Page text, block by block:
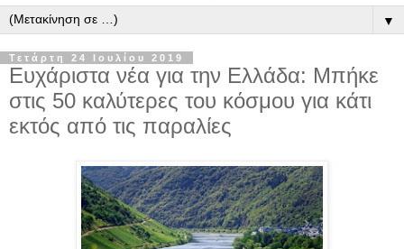
▼
Τετάρτη 24 Ιουλίου 2019
Ευχάριστα νέα για την Ελλάδα: Μπήκε
στις 50 καλύτερες του κόσμου για κάτι
εκτός από τις παραλίες